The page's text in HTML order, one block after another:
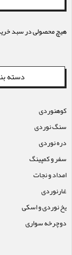
هیچ محصولی در سبد
دسته
کوهنوردی
سنگ نوردی
دره نوردی
سفر و کمپینگ
امداد و نجات
غارنوردی
یخ نوردی و اسکی
دوچرخه سواری